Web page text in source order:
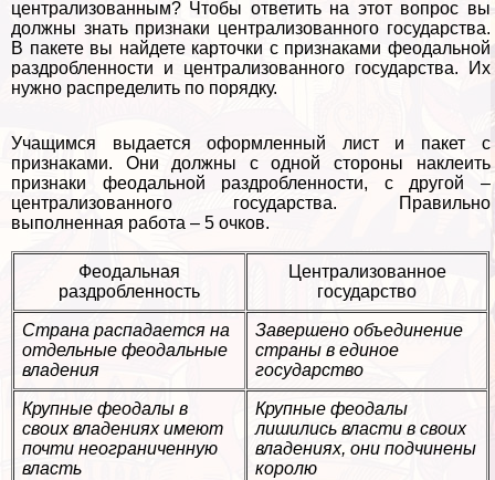
централизованным? Чтобы ответить на этот вопрос вы
должны знать признаки централизованного государства.
В пакете вы найдете карточки с признаками феодальной
раздробленности и централизованного государства. Их
нужно распределить по порядку.
Учащимся выдается оформленный лист и пакет с
признаками. Они должны с одной стороны наклеить
признаки феодальной раздробленности, с другой –
централизованного государства. Правильно
выполненная работа – 5 очков.
Феодальная
раздробленность
Централизованное
государство
Страна распадается на
отдельные феодальные
владения
Завершено объединение
страны в единое
государство
Крупные феодалы в
своих владениях имеют
почти неограниченную
власть
Крупные феодалы
лишились власти в своих
владениях, они подчинены
королю